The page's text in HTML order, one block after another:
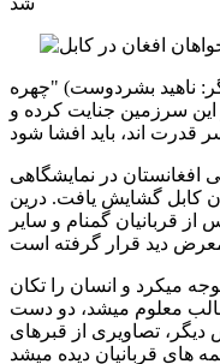
١٨ قوس ٩٢ ١٣ گزارشگر: ناهيد بشردوست) "چهره
سرزمين جنايت کرده و
افغانستان در نمايشگاهى
کابل گشایش یافت. درين
قطعۀ عکس از قربانيان گمنام و ساير
ميکرد و انسان را تکان
معلوم ميشد، دو دست
ديگر، تصاويرى از قبرهاى
قربانيان ديده ميشد